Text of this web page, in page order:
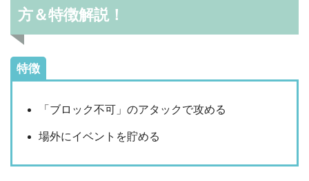
方＆特徴解説！
特徴
「ブロック不可」のアタックで攻める
場外にイベントを貯める